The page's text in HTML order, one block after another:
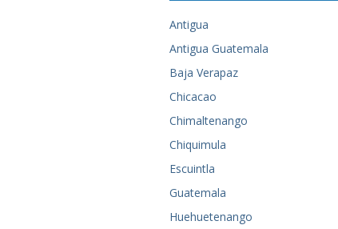
Antigua
Antigua Guatemala
Baja Verapaz
Chicacao
Chimaltenango
Chiquimula
Escuintla
Guatemala
Huehuetenango